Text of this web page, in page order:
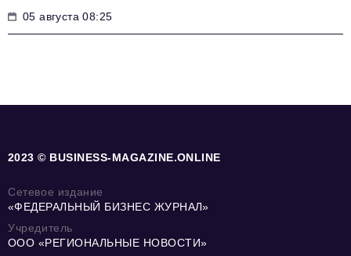
05 августа 08:25
2023 © BUSINESS-MAGAZINE.ONLINE
Сетевое издание
«ФЕДЕРАЛЬНЫЙ БИЗНЕС ЖУРНАЛ»
Учредитель
ООО «РЕГИОНАЛЬНЫЕ НОВОСТИ»